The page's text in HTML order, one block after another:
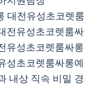
대전유성초코렛룸
전유성초코렛룸싸
유성초코렛룸싸롱
성초코렛룸싸롱예
내상 직속 비밀 경